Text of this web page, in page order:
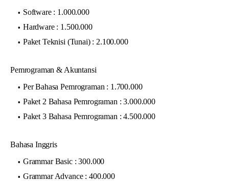
Software : 1.000.000
Hardware : 1.500.000
Paket Teknisi (Tunai) : 2.100.000
Pemrograman & Akuntansi
Per Bahasa Pemrograman : 1.700.000
Paket 2 Bahasa Pemrograman : 3.000.000
Paket 3 Bahasa Pemrograman : 4.500.000
Bahasa Inggris
Grammar Basic : 300.000
Grammar Advance : 400.000